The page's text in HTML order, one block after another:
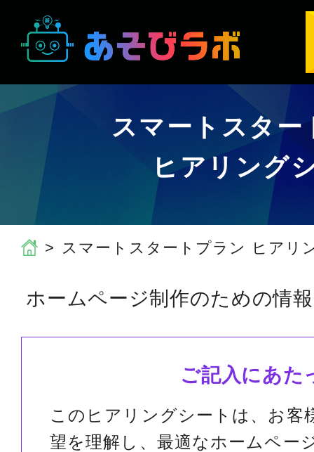
スマートスター
ヒアリング
スマートスタートプラン ヒアリ
ホームページ制作のための情
ご記入にあた
このヒアリングシートは、お客
望を理解し、最適なホームペー